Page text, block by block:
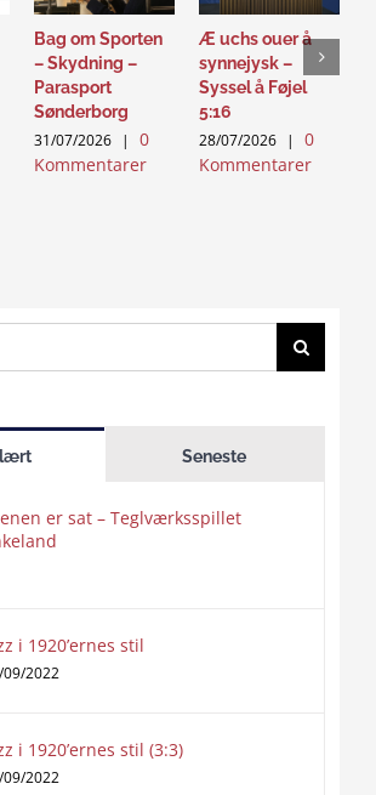
Bag om Sporten
– Skydning –
Parasport
Sønderborg
31/07/2026 |
0
Kommentarer
Æ uchs ouer å
synnejysk –
Syssel å Føjel
5:16
28/07/2026 |
0
Kommentarer
Seneste
er sat – Teglværksspillet
i 1920’ernes stil
09/2022
i 1920’ernes stil (3:3)
2022